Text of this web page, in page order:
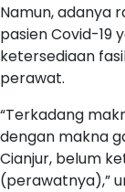
Namun, adanya
pasien Covid-19
ketersediaan
perawat.
“Terkadang
dengan makna
Cianjur, belum
(perawatnya),”